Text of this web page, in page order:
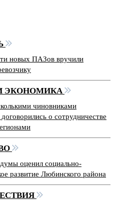
новых ПАЗов вручили
ЭКОНОМИКА
чиновниками
о сотрудничестве
оценил социально-
развитие Любинского района